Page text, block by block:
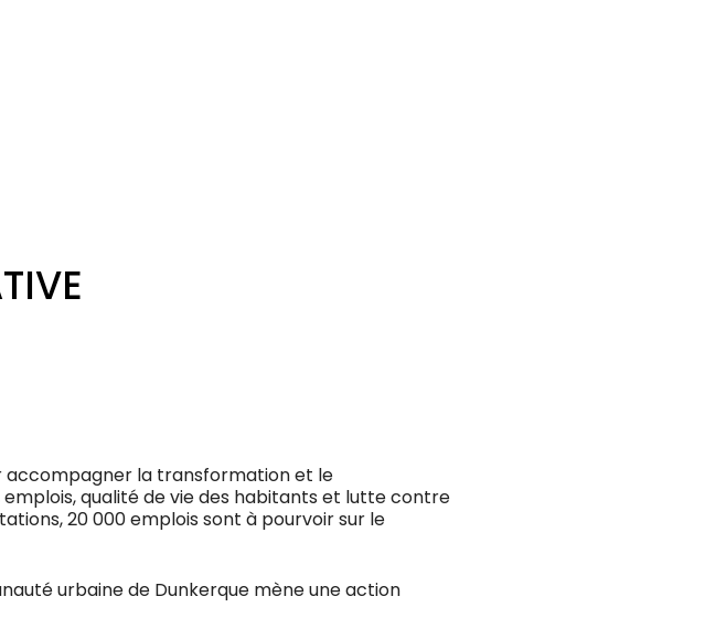
accompagner la transformation et le
qualité de vie des habitants et lutte contre
20 000 emplois sont à pourvoir sur le
urbaine de Dunkerque mène une action